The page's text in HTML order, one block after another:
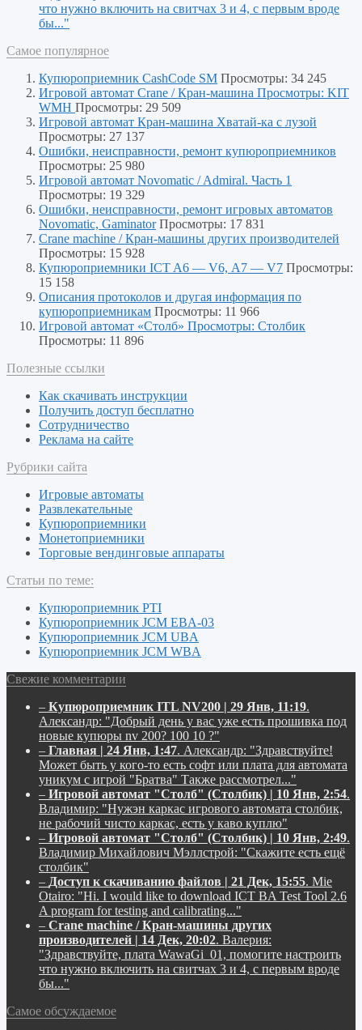
что нужно включить на свитчах 3 и 4, с первым вроде
бы..."
Самое популярное
Купюроприемник CashCode SM Просмотры: 34 245
Игровой автомат Crane / Кран-машина Просмотры: KIT
WMH Просмотры: 29 509
Игровой автомат Кран-машина Хватай-ка с лузой
Просмотры: 27 137
Ошибки, неисправности, ремонт купюроприемников
Просмотры: 25 980
Игровой автомат Novomatic / Admiral. Часть 1
Просмотры: 19 329
Ошибки, неисправности, ремонт игровых автоматов
Novomatic, Gaminator Просмотры: 17 831
Crane machine / Кран-машины других производителей
Просмотры: 15 928
Купюроприемники ICT A6 — V6, А7 — V7 Просмотры:
15 158
Описания протоколов и другая информация по
купюроприемникам Просмотры: 11 966
Игровой автомат «Столб» Просмотры: Столбик
Просмотры: 11 896
Полезные ссылки
Как скачивать инструкции
Получить доступ бесплатно
Сотрудничество
Реклама на сайте
Рубрики сайта
Игровые автоматы
Развлекательные
Купюроприемники
Монетоприемники
Торговые вендинговые аппараты
Статьи по теме:
Купюроприемник PTI
Купюроприемник JCM EBA-03
Купюроприемник JCM UBA
Купюроприемник JCM WBA
Свежие комментарии
– Купюроприемник ITL NV200 | 29 Янв, 11:19.
Александр: "Добрый день у вас уже есть прошивка под
новые купюры nv 200? 100 10 ?"
– Главная | 24 Янв, 1:47. Александр: "Здравствуйте!
Может быть у кого-то есть софт или плата для автомата
уникум с игрой "Братва" Также рассмотрел..."
– Игровой автомат "Столб" (Столбик) | 10 Янв, 2:54.
Владимир: "Нужэн каркас игрового автомата столбик,
не рабочий чисто каркас, есть у каво куплю"
– Игровой автомат "Столб" (Столбик) | 10 Янв, 2:49.
Владимир Михайлович Мэллстрой: "Скажите есть ещё
столбик"
– Доступ к скачиванию файлов | 21 Дек, 15:55. Mie
Otairo: "Hi. I would like to download ICT BA Test Tool 2.6
A program for testing and calibrating..."
– Crane machine / Кран-машины других
производителей | 14 Дек, 20:02. Валерия:
"Здравствуйте, плата WawaGi_01, помогите настроить
что нужно включить на свитчах 3 и 4, с первым вроде
бы..."
Самое обсуждаемое